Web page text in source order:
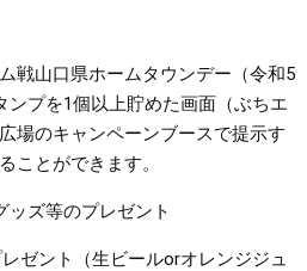
山口県ホームタウンデー（令和5
ンプを1個以上貯めた画面（ぶちエ
場のキャンペーンブースで提示す
ことができます。
ズ等のプレゼント
ゼント（生ビールorオレンジジュ